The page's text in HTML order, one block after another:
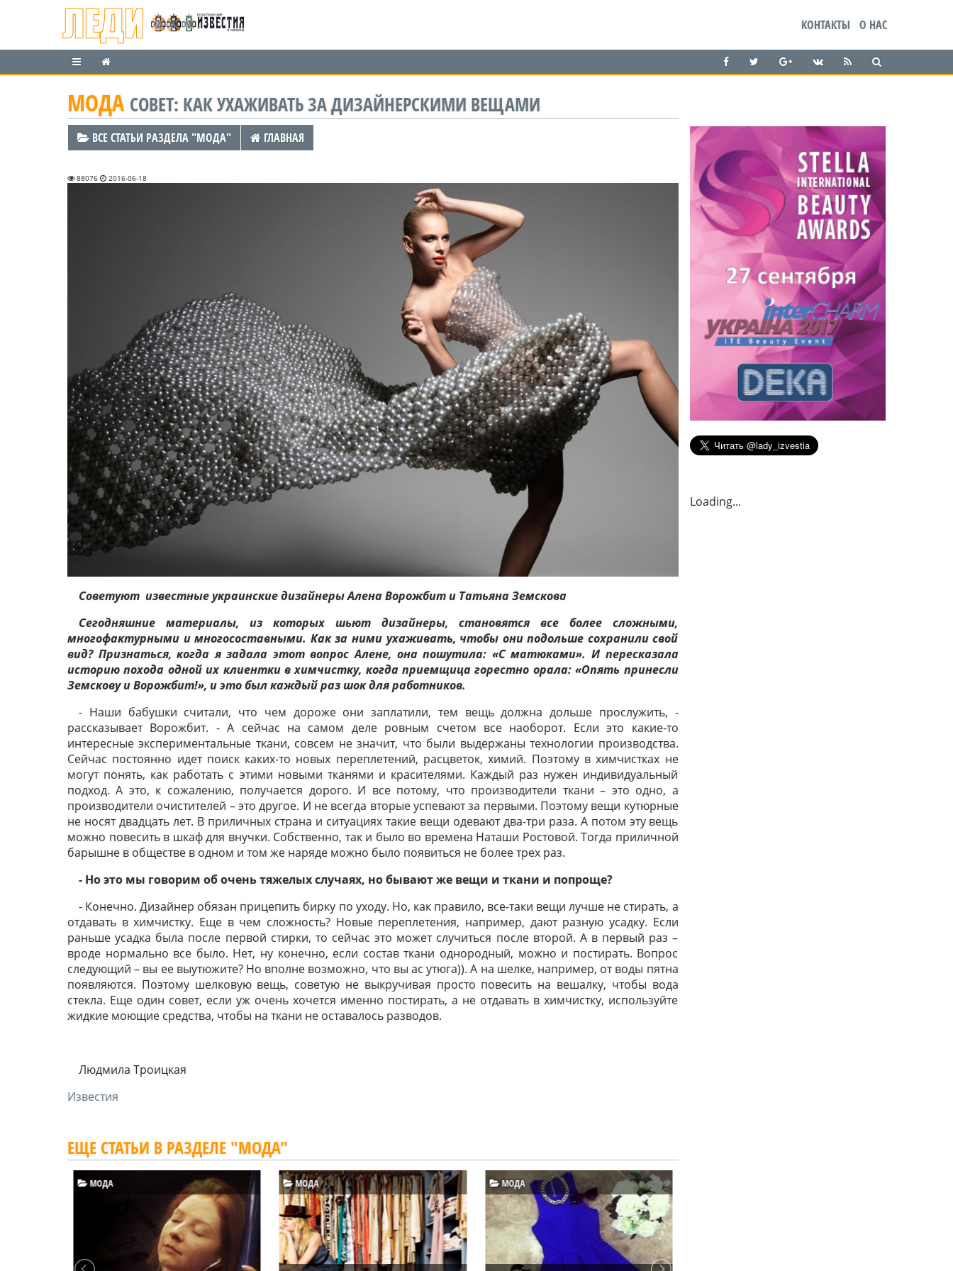
О НАС
КОНТАКТЫ
МОДА СОВЕТ: КАК УХАЖИВАТЬ ЗА ДИЗАЙНЕРСКИМИ ВЕЩАМИ
ВСЕ СТАТЬИ РАЗДЕЛА "МОДА" ГЛАВНАЯ
88076 2016-06-18
Советуют известные украинские дизайнеры Алена Ворожбит и Татьяна Земскова
Сегодняшние материалы, из которых шьют дизайнеры, становятся все более сложными,
многофактурными и многосоставными. Как за ними ухаживать, чтобы они подольше сохранили свой
вид? Признаться, когда я задала этот вопрос Алене, она пошутила: «С матюками». И пересказала
историю похода одной их клиентки в химчистку, когда приемщица горестно орала: «Опять принесли
Земскову и Ворожбит!», и это был каждый раз шок для работников.
- Наши бабушки считали, что чем дороже они заплатили, тем вещь должна дольше прослужить, -
рассказывает Ворожбит. - А сейчас на самом деле ровным счетом все наоборот. Если это какие-то
интересные экспериментальные ткани, совсем не значит, что были выдержаны технологии производства.
Сейчас постоянно идет поиск каких-то новых переплетений, расцветок, химий. Поэтому в химчистках не
могут понять, как работать с этими новыми тканями и красителями. Каждый раз нужен индивидуальный
подход. А это, к сожалению, получается дорого. И все потому, что производители ткани – это одно, а
производители очистителей – это другое. И не всегда вторые успевают за первыми. Поэтому вещи кутюрные
не носят двадцать лет. В приличных страна и ситуациях такие вещи одевают два-три раза. А потом эту вещь
можно повесить в шкаф для внучки. Собственно, так и было во времена Наташи Ростовой. Тогда приличной
барышне в обществе в одном и том же наряде можно было появиться не более трех раз.
- Но это мы говорим об очень тяжелых случаях, но бывают же вещи и ткани и попроще?
- Конечно. Дизайнер обязан прицепить бирку по уходу. Но, как правило, все-таки вещи лучше не стирать, а
отдавать в химчистку. Еще в чем сложность? Новые переплетения, например, дают разную усадку. Если
раньше усадка была после первой стирки, то сейчас это может случиться после второй. А в первый раз –
вроде нормально все было. Нет, ну конечно, если состав ткани однородный, можно и постирать. Вопрос
следующий – вы ее выутюжите? Но вполне возможно, что вы ас утюга)). А на шелке, например, от воды пятна
появляются. Поэтому шелковую вещь, советую не выкручивая просто повесить на вешалку, чтобы вода
стекла. Еще один совет, если уж очень хочется именно постирать, а не отдавать в химчистку, используйте
жидкие моющие средства, чтобы на ткани не оставалось разводов.
Людмила Троицкая
Известия
ЕЩЕ СТАТЬИ В РАЗДЕЛЕ "МОДА"
МОДА МОДА МОДА
Loading...